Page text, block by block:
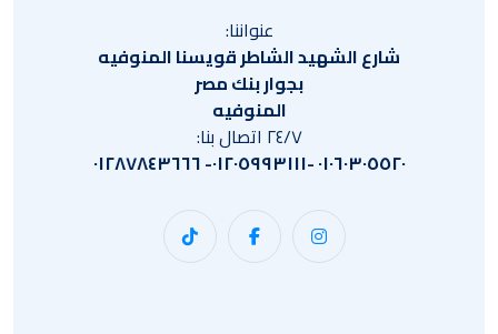
عنواننا:
شارع الشهيد الشاطر قويسنا المنوفيه
بجوار بنك مصر
المنوفيه
٢٤/٧ اتصال بنا:
٠١٠٦٠٣٠٥٥٢٠ -٠١٢٠٥٩٩٣١١١- ٠١٢٨٧٨٤٣٦٦٦